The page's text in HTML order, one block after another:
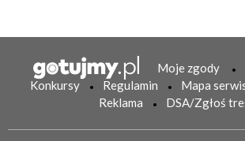
Moje zgody
Konkursy
Regulamin Mapa
Reklama
DSA/Zgłoś